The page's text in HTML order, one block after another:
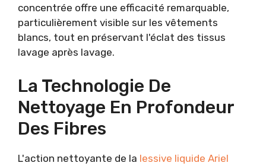
concentrée offre une efficacité remarquable,
particulièrement visible sur les vêtements
blancs, tout en préservant l'éclat des tissus
lavage après lavage.
La Technologie De
Nettoyage En Profondeur
Des Fibres
L'action nettoyante de la lessive liquide Ariel